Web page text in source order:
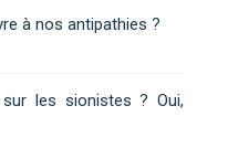
à nos antipathies ?
les sionistes ? Oui,